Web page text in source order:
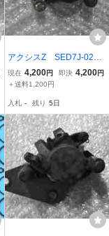
アクシスZ SED7J-020x
xx の キャリパー *171
7723626 中古
現在 4,200円 即決 4,200円
＋送料1,200円
入札 - 残り 5日